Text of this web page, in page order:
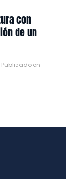
con
de un
Publicado en